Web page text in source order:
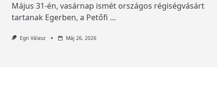
Május 31-én, vasárnap ismét országos régiségvásárt
tartanak Egerben, a Petőfi ...
Egri Válasz Máj 26, 2026